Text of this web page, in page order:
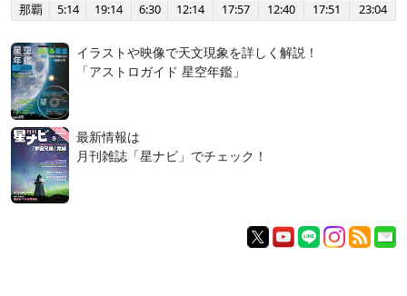
那覇
5:14 19:14 6:30 12:14 17:57 12:40 17:51 23:04
イラストや映像で天文現象を詳しく解説！
「アストロガイド 星空年鑑」
最新情報は
月刊雑誌「星ナビ」でチェック！